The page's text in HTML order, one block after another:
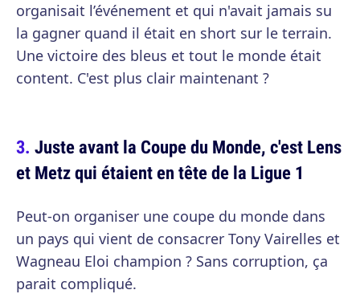
organisait l’événement et qui n'avait jamais su
la gagner quand il était en short sur le terrain.
Une victoire des bleus et tout le monde était
content. C'est plus clair maintenant ?
Juste avant la Coupe du Monde, c'est Lens
et Metz qui étaient en tête de la Ligue 1
Peut-on organiser une coupe du monde dans
un pays qui vient de consacrer Tony Vairelles et
Wagneau Eloi champion ? Sans corruption, ça
parait compliqué.